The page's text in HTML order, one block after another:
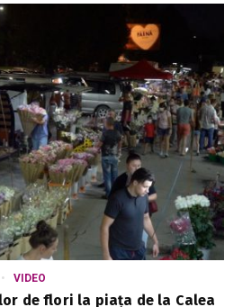
VIDEO
de flori la piața de la Calea